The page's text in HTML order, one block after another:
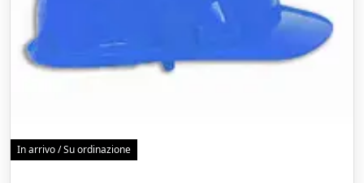
In arrivo / Su ordinazione